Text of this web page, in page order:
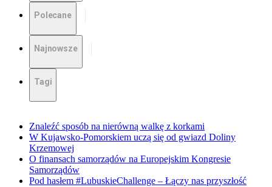
Polecane
Najnowsze
Tagi
Znaleźć sposób na nierówną walkę z korkami
W Kujawsko-Pomorskiem uczą się od gwiazd Doliny
Krzemowej
O finansach samorządów na Europejskim Kongresie
Samorządów
Pod hasłem #LubuskieChallenge – Łączy nas przyszłość